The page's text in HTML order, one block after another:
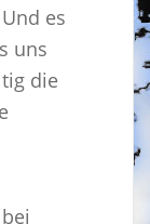
es
uns
die